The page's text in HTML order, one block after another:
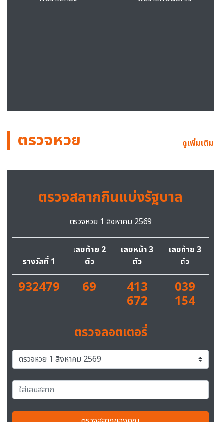
ตรวจหวย ดูเพิ่มเติม
ตรวจสลากกินแบ่งรัฐบาล
ตรวจหวย 1 สิงหาคม 2569
รางวัลที่ 1
เลขท้าย 2
ตัว
เลขหน้า 3
ตัว
เลขท้าย 3
ตัว
932479 69 413
672
039
154
ตรวจลอตเตอรี่